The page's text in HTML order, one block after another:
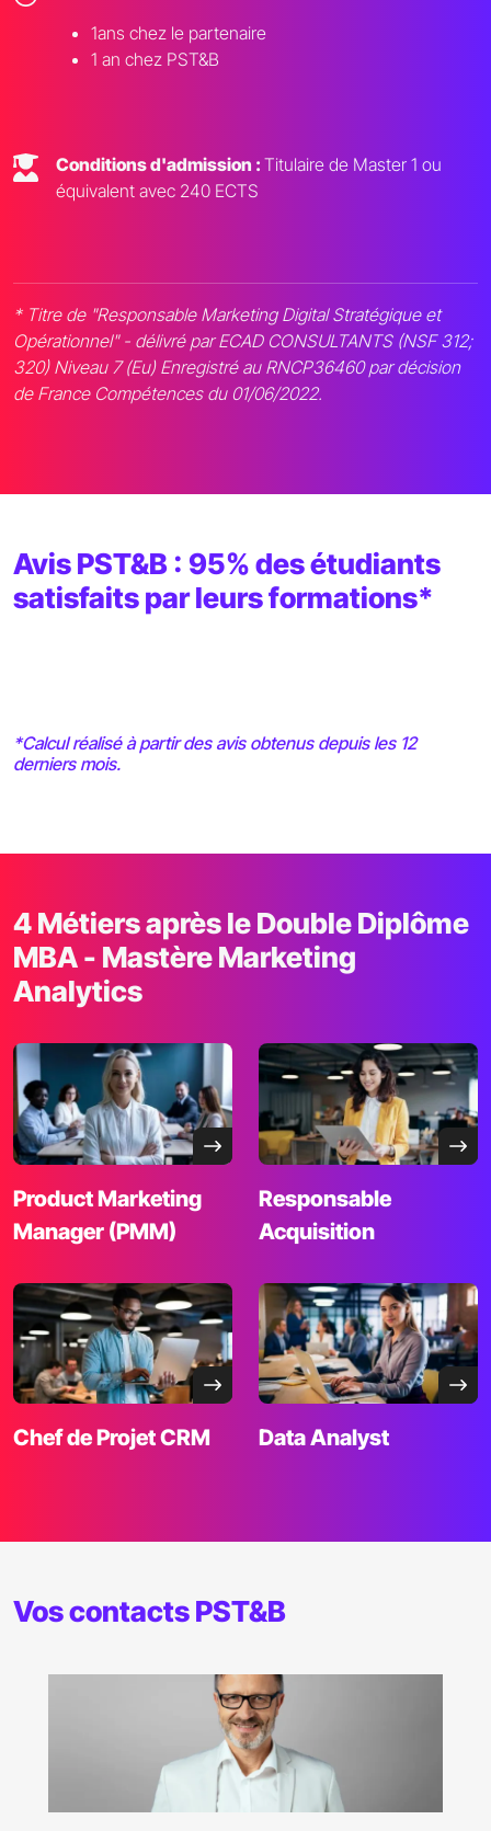
1ans chez le partenaire
1 an chez PST&B
Conditions d'admission : Titulaire de Master 1 ou
équivalent avec 240 ECTS
* Titre de "Responsable Marketing Digital Stratégique et
Opérationnel" - délivré par ECAD CONSULTANTS (NSF 312;
320) Niveau 7 (Eu) Enregistré au RNCP36460 par décision
de France Compétences du 01/06/2022.
Avis PST&B : 95% des étudiants
satisfaits par leurs formations*
*Calcul réalisé à partir des avis obtenus depuis les 12
derniers mois.
4 Métiers après le Double Diplôme
MBA - Mastère Marketing
Analytics
Product Marketing
Manager (PMM)
Responsable
Acquisition
Chef de Projet CRM Data Analyst
Vos contacts PST&B